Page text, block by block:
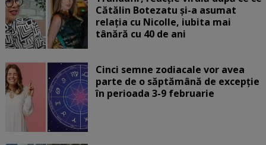
Cătălin Botezatu și-a asumat
relația cu Nicolle, iubita mai
tânără cu 40 de ani
Cinci semne zodiacale vor avea
parte de o săptămână de excepție
în perioada 3-9 februarie